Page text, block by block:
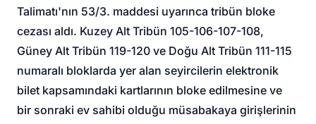
Talimatı'nın 53/3. maddesi uyarınca tribün bloke
cezası aldı. Kuzey Alt Tribün 105-106-107-108,
Güney Alt Tribün 119-120 ve Doğu Alt Tribün 111-115
numaralı bloklarda yer alan seyircilerin elektronik
bilet kapsamındaki kartlarının bloke edilmesine ve
bir sonraki ev sahibi olduğu müsabakaya girişlerinin